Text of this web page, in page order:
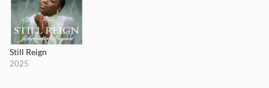
Still Reign
2025